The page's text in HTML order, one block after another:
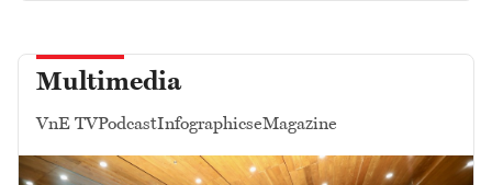
Multimedia
VnE TVPodcastInfographicseMagazine